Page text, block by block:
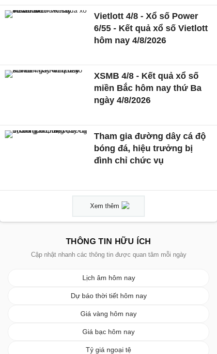
Vietlott 4/8 - Xổ số Power
6/55 - Kết quả xổ số Vietlott
hôm nay 4/8/2026
XSMB 4/8 - Kết quả xổ số
miền Bắc hôm nay thứ Ba
ngày 4/8/2026
Tham gia đường dây cá độ
bóng đá, hiệu trưởng bị
đình chỉ chức vụ
Xem thêm
THÔNG TIN HỮU ÍCH
Cập nhật nhanh các thông tin được quan tâm mỗi ngày
Lịch âm hôm nay
Dự báo thời tiết hôm nay
Giá vàng hôm nay
Giá bạc hôm nay
Tỷ giá ngoại tệ